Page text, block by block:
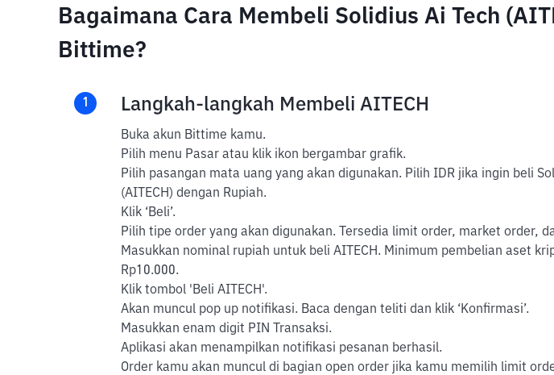
Bagaimana Cara Membeli Solidius Ai Tech
Bittime?
1 Langkah-langkah Membeli AITECH
Buka akun Bittime kamu.
Pilih menu Pasar atau klik ikon bergambar grafik.
Pilih pasangan mata uang yang akan digunakan. Pilih IDR jika ingin beli
(AITECH) dengan Rupiah.
Klik ‘Beli’.
Pilih tipe order yang akan digunakan. Tersedia limit order, market order,
Masukkan nominal rupiah untuk beli AITECH. Minimum pembelian aset
Rp10.000.
Klik tombol 'Beli AITECH'.
Akan muncul pop up notifikasi. Baca dengan teliti dan klik ‘Konfirmasi’.
Masukkan enam digit PIN Transaksi.
Aplikasi akan menampilkan notifikasi pesanan berhasil.
Order kamu akan muncul di bagian open order jika kamu memilih limit